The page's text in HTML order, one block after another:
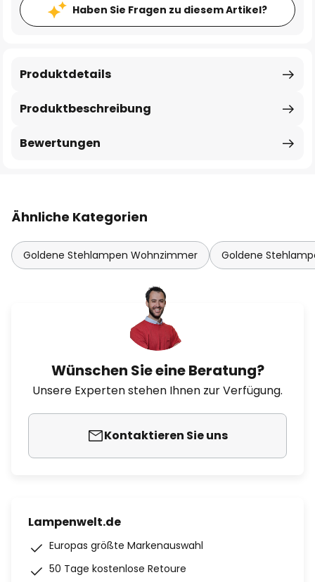
Haben Sie Fragen zu diesem Artikel?
Produktbeschreibung
Produktdetails
Bewertungen
Ähnliche Kategorien
Goldene Stehlampen Wohnzimmer Goldene
Wünschen Sie eine Beratung?
Unsere Experten stehen Ihnen zur Verfügung.
Kontaktieren Sie uns
Lampenwelt.de
Europas größte Markenauswahl
50 Tage kostenlose Retoure